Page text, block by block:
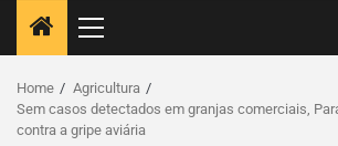
Home
Agricultura
Sem casos detectados em granjas comerciais,
contra a gripe aviária